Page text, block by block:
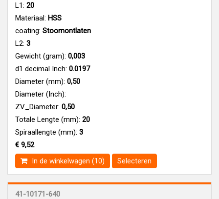
L1: 20
Materiaal: HSS
coating: Stoomontlaten
L2: 3
Gewicht (gram): 0,003
d1 decimal Inch: 0.0197
Diameter (mm): 0,50
Diameter (Inch):
ZV_Diameter: 0,50
Totale Lengte (mm): 20
Spiraallengte (mm): 3
€ 9,52
In de winkelwagen (10)
Selecteren
41-10171-640